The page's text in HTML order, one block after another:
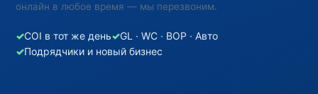
онлайн в любое время — мы перезвоним.
✓COI в тот же день✓GL · WC · BOP · Авто
✓Подрядчики и новый бизнес